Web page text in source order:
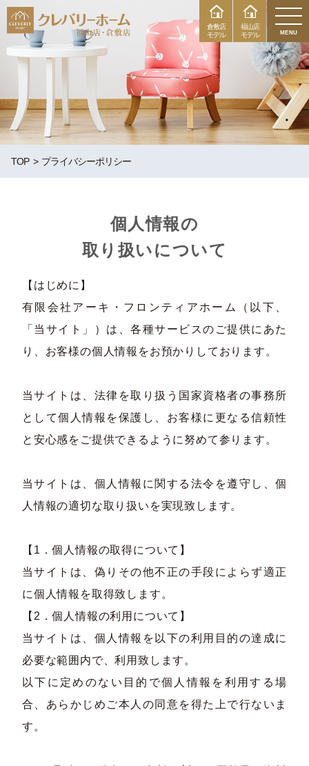
福山店
モデル
倉敷店
モデル
MENU
TOP プライバシーポリシー
個人情報の
取り扱いについて
【はじめに】
有限会社アーキ・フロンティアホーム（以下、
「当サイト」）は、各種サービスのご提供にあた
り、お客様の個人情報をお預かりしております。
当サイトは、法律を取り扱う国家資格者の事務所
として個人情報を保護し、お客様に更なる信頼性
と安心感をご提供できるように努めて参ります。
当サイトは、個人情報に関する法令を遵守し、個
人情報の適切な取り扱いを実現致します。
【1．個人情報の取得について】
当サイトは、偽りその他不正の手段によらず適正
に個人情報を取得致します。
【2．個人情報の利用について】
当サイトは、個人情報を以下の利用目的の達成に
必要な範囲内で、利用致します。
以下に定めのない目的で個人情報を利用する場
合、あらかじめご本人の同意を得た上で行ないま
す。